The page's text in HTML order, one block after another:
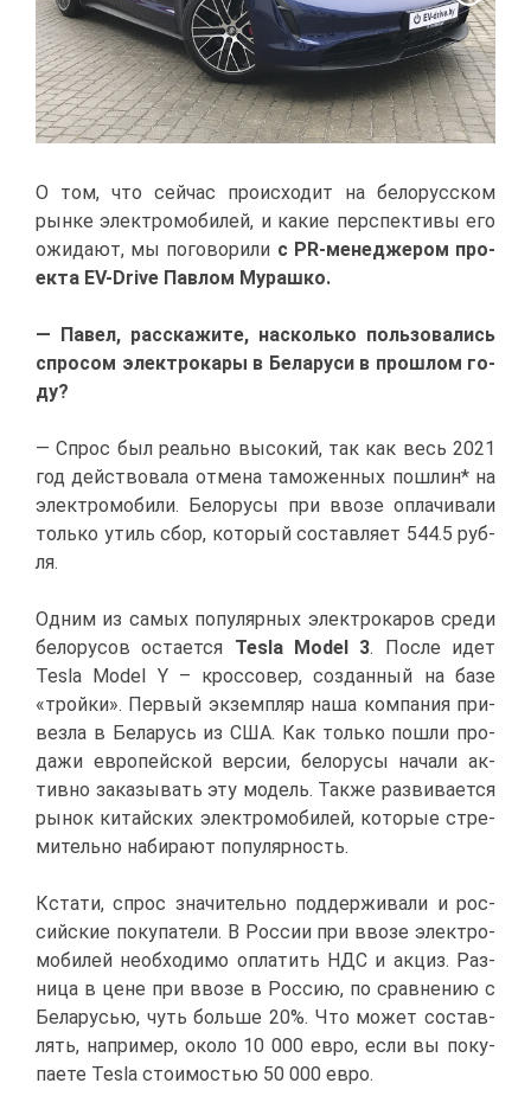
О том, что сей­час про­ис­хо­дит на бе­ло­рус­ском
рын­ке элек­тро­мо­би­лей, и ка­кие пер­спек­ти­вы его
ожи­да­ют, мы по­го­во­ри­ли с PR-ме­не­дже­ром про­
ек­та EV-Drive Пав­лом Му­раш­ко.
— Па­вел, рас­ска­жи­те, на­сколь­ко поль­зо­ва­лись
спро­сом элек­тро­ка­ры в Бе­ла­ру­си в про­шлом го­
ду?
— Спрос был ре­аль­но вы­со­кий, так как весь 2021
год дей­ство­ва­ла от­ме­на та­мо­жен­ных по­шлин* на
элек­тро­мо­би­ли. Бе­ло­ру­сы при вво­зе опла­чи­ва­ли
толь­ко утиль сбор, ко­то­рый со­став­ля­ет 544.5 руб­
ля.
Од­ним из са­мых по­пу­ляр­ных элек­тро­ка­ров сре­ди
бе­ло­ру­сов оста­ет­ся Tesla Model 3. По­сле идет
Tesla Model Y – крос­со­вер, со­здан­ный на ба­зе
«трой­ки». Пер­вый эк­зем­пляр на­ша ком­па­ния при­
вез­ла в Бе­ла­русь из США. Как толь­ко по­шли про­
да­жи ев­ро­пей­ской вер­сии, бе­ло­ру­сы на­ча­ли ак­
тив­но за­ка­зы­вать эту мо­дель. Та­к­же раз­ви­ва­ет­ся
ры­нок ки­тай­ских элек­тро­мо­би­лей, ко­то­рые стре­
ми­тель­но на­би­ра­ют по­пу­ляр­ность.
Кста­ти, спрос зна­чи­тель­но под­дер­жи­ва­ли и рос­
сий­ские по­ку­па­те­ли. В Рос­сии при вво­зе элек­тро­
мо­би­лей необ­хо­ди­мо опла­тить НДС и ак­циз. Раз­
ни­ца в цене при вво­зе в Рос­сию, по срав­не­нию с
Бе­ла­русью, чуть боль­ше 20%. Что мо­жет со­став­
лять, на­при­мер, око­ло 10 000 ев­ро, ес­ли вы по­ку­
па­е­те Tesla сто­и­мо­стью 50 000 ев­ро.